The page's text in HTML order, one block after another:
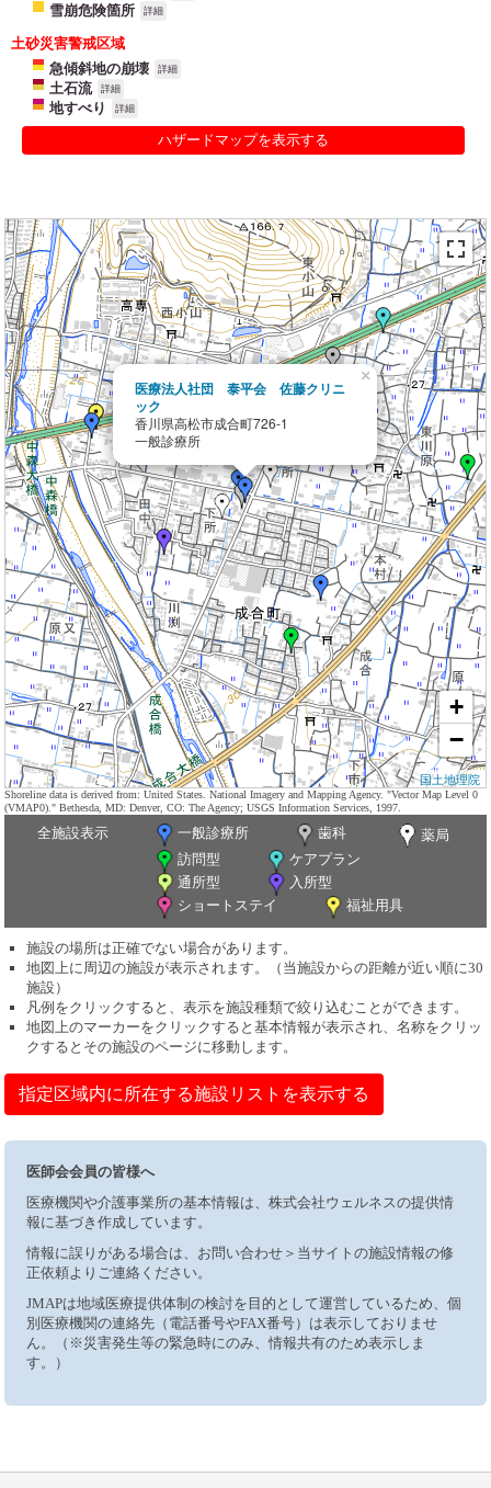
雪崩危険箇所 詳細
土砂災害警戒区域
急傾斜地の崩壊
詳細
土石流 詳細
地すべり 詳細
ハザードマップを表示する
医療法人社団 泰平会 佐藤クリニ
ック
香川県高松市成合町726-1
一般診療所
×
+
−
国土地理院
Shoreline data is derived from: United States. National Imagery and Mapping Agency. "Vector Map Level 0
(VMAP0)." Bethesda, MD: Denver, CO: The Agency; USGS Information Services, 1997.
全施設表示 一般診療所 歯科
薬局
訪問型
ケアプラン
通所型
入所型
ショートステイ
福祉用具
施設の場所は正確でない場合があります。
地図上に周辺の施設が表示されます。（当施設からの距離が近い順に30
施設）
凡例をクリックすると、表示を施設種類で絞り込むことができます。
地図上のマーカーをクリックすると基本情報が表示され、名称をクリッ
クするとその施設のページに移動します。
指定区域内に所在する施設リストを表示する
医師会会員の皆様へ
医療機関や介護事業所の基本情報は、株式会社ウェルネスの提供情
報に基づき作成しています。
情報に誤りがある場合は、お問い合わせ＞当サイトの施設情報の修
正依頼よりご連絡ください。
JMAPは地域医療提供体制の検討を目的として運営しているため、個
別医療機関の連絡先（電話番号やFAX番号）は表示しておりませ
ん。（※災害発生等の緊急時にのみ、情報共有のため表示しま
す。）